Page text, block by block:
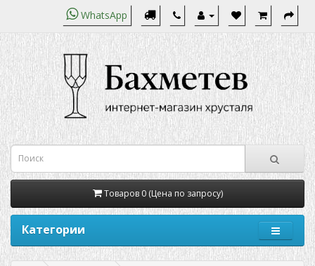
WhatsApp
Товаров 0 (Цена по запросу)
Категории